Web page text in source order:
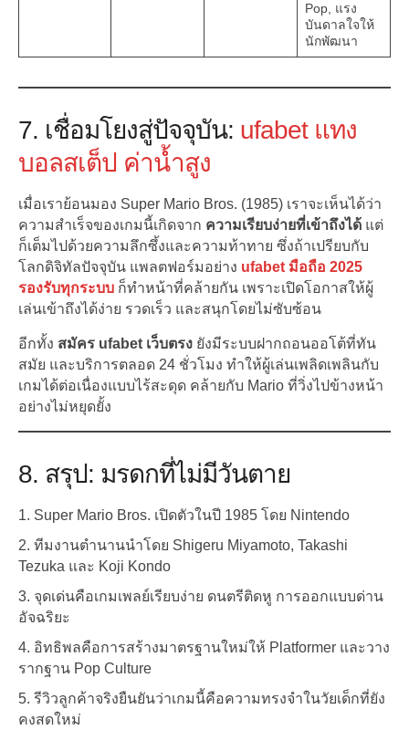
Pop, แรง
บันดาลใจให้
นักพัฒนา
7. เชื่อมโยงสู่ปัจจุบัน: ufabet แทง
บอลสเต็ป ค่าน้ำสูง
เมื่อเราย้อนมอง Super Mario Bros. (1985) เราจะเห็นได้ว่า
ความสำเร็จของเกมนี้เกิดจาก ความเรียบง่ายที่เข้าถึงได้ แต่
ก็เต็มไปด้วยความลึกซึ้งและความท้าทาย ซึ่งถ้าเปรียบกับ
โลกดิจิทัลปัจจุบัน แพลตฟอร์มอย่าง ufabet มือถือ 2025
รองรับทุกระบบ ก็ทำหน้าที่คล้ายกัน เพราะเปิดโอกาสให้ผู้
เล่นเข้าถึงได้ง่าย รวดเร็ว และสนุกโดยไม่ซับซ้อน
อีกทั้ง สมัคร ufabet เว็บตรง ยังมีระบบฝากถอนออโต้ที่ทัน
สมัย และบริการตลอด 24 ชั่วโมง ทำให้ผู้เล่นเพลิดเพลินกับ
เกมได้ต่อเนื่องแบบไร้สะดุด คล้ายกับ Mario ที่วิ่งไปข้างหน้า
อย่างไม่หยุดยั้ง
8. สรุป: มรดกที่ไม่มีวันตาย
Super Mario Bros. เปิดตัวในปี 1985 โดย Nintendo
ทีมงานตำนานนำโดย Shigeru Miyamoto, Takashi
Tezuka และ Koji Kondo
จุดเด่นคือเกมเพลย์เรียบง่าย ดนตรีติดหู การออกแบบด่าน
อัจฉริยะ
อิทธิพลคือการสร้างมาตรฐานใหม่ให้ Platformer และวาง
รากฐาน Pop Culture
รีวิวลูกค้าจริงยืนยันว่าเกมนี้คือความทรงจำในวัยเด็กที่ยัง
คงสดใหม่